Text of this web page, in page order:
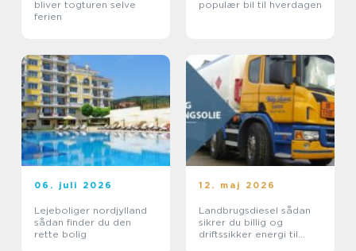
bliver togturen selve
ferien
populær bil til hverdagen
06. juli 2026
Lejeboliger nordjylland
sådan finder du den
rette bolig
12. maj 2026
Landbrugsdiesel sådan
sikrer du billig og
driftssikker energi til